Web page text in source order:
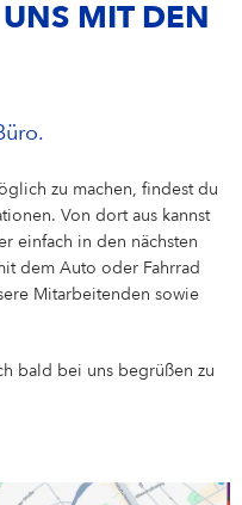
MIT DEN
zu machen, findest du
Von dort aus kannst
einfach in den nächsten
dem Auto oder Fahrrad
Mitarbeitenden sowie
bald bei uns begrüßen zu